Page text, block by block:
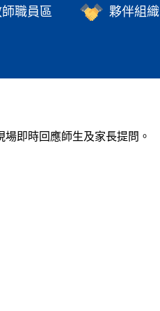
職員區 夥伴組織
即時回應師生及家長提問。